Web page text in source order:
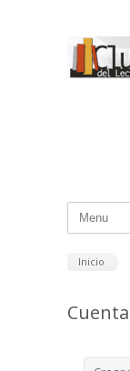
Inicio